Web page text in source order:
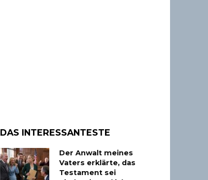
DAS INTERESSANTESTE
Der Anwalt meines
Vaters erklärte, das
Testament sei